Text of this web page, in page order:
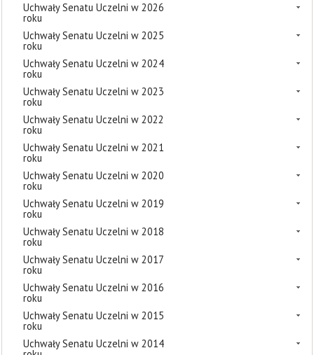
Uchwały Senatu Uczelni w 2026
roku
Uchwały Senatu Uczelni w 2025
roku
Uchwały Senatu Uczelni w 2024
roku
Uchwały Senatu Uczelni w 2023
roku
Uchwały Senatu Uczelni w 2022
roku
Uchwały Senatu Uczelni w 2021
roku
Uchwały Senatu Uczelni w 2020
roku
Uchwały Senatu Uczelni w 2019
roku
Uchwały Senatu Uczelni w 2018
roku
Uchwały Senatu Uczelni w 2017
roku
Uchwały Senatu Uczelni w 2016
roku
Uchwały Senatu Uczelni w 2015
roku
Uchwały Senatu Uczelni w 2014